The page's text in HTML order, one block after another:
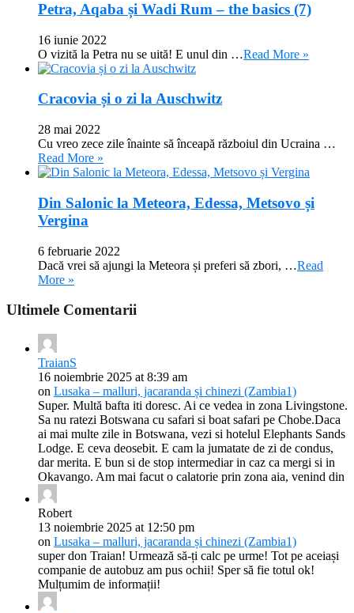
Petra, Aqaba și Wadi Rum – the basics (7)
16 iunie 2022
O vizită la Petra nu se uită! E unul din …Read More »
Cracovia și o zi la Auschwitz
28 mai 2022
Cu vreo zece zile înainte să înceapă războiul din Ucraina …
Read More »
Din Salonic la Meteora, Edessa, Metsovo și
Vergina
6 februarie 2022
Dacă vrei să ajungi la Meteora și preferi să zbori, …Read
More »
Ultimele Comentarii
TraianS
16 noiembrie 2025 at 8:39 am
on Lusaka – malluri, jacaranda și chinezi (Zambia1)
Super. Multă bafta iti doresc. Ai ce vedea in zona Livingstone.
Sa nu ratezi Botswana cu safari si boat safari pe Chobe.Daca
ai mai multe zile in Botswana, vezi si hotelul Elephants Sands
Lodge. E ceva deosebit. E cam la jumatate de zi de condus,
dar merita. E bun si de stop intermediar in caz ca mergi si in
Okavango. Am mai facut o calatorie prin zona aia, venind din
Robert
13 noiembrie 2025 at 12:50 pm
on Lusaka – malluri, jacaranda și chinezi (Zambia1)
super don Traian! Urmează să-ți calc pe urme! Tot pe aceiași
companie de autobuz am pus ochii! Sper să fie totul ok!
Mulțumim de informații!